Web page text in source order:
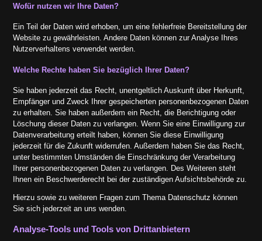
Wofür nutzen wir Ihre Daten?
Ein Teil der Daten wird erhoben, um eine fehlerfreie Bereitstellung der
Website zu gewährleisten. Andere Daten können zur Analyse Ihres
Nutzerverhaltens verwendet werden.
Welche Rechte haben Sie bezüglich Ihrer Daten?
Sie haben jederzeit das Recht, unentgeltlich Auskunft über Herkunft,
Empfänger und Zweck Ihrer gespeicherten personenbezogenen Daten
zu erhalten. Sie haben außerdem ein Recht, die Berichtigung oder
Löschung dieser Daten zu verlangen. Wenn Sie eine Einwilligung zur
Datenverarbeitung erteilt haben, können Sie diese Einwilligung
jederzeit für die Zukunft widerrufen. Außerdem haben Sie das Recht,
unter bestimmten Umständen die Einschränkung der Verarbeitung
Ihrer personenbezogenen Daten zu verlangen. Des Weiteren steht
Ihnen ein Beschwerderecht bei der zuständigen Aufsichtsbehörde zu.
Hierzu sowie zu weiteren Fragen zum Thema Datenschutz können
Sie sich jederzeit an uns wenden.
Analyse-Tools und Tools von Dritt­anbietern